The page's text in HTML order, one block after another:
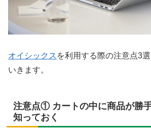
オイシックス を利用する際の注意点3
いきます。
注意点① カートの中に商品が勝
知っておく